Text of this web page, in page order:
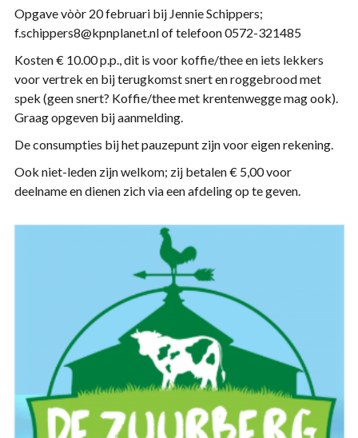
Opgave vòòr 20 februari bij Jennie Schippers;
f.schippers8@kpnplanet.nl of telefoon 0572-321485
Kosten € 10.00 p.p., dit is voor koffie/thee en iets lekkers
voor vertrek en bij terugkomst snert en roggebrood met
spek (geen snert? Koffie/thee met krentenwegge mag ook).
Graag opgeven bij aanmelding.
De consumpties bij het pauzepunt zijn voor eigen rekening.
Ook niet-leden zijn welkom; zij betalen € 5,00 voor
deelname en dienen zich via een afdeling op te geven.